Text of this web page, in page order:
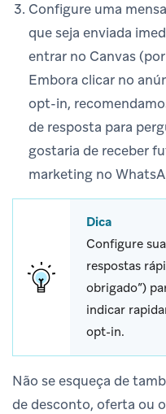
Configure uma
que seja enviada
entrar no Canvas
Embora clicar no
opt-in,
de resposta para
gostaria de receber
marketing no
Dica
Configure
respostas
obrigado”)
indicar
opt-in.
Não se esqueça de
de desconto, oferta ou